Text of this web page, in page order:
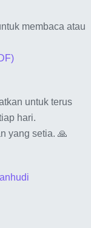
membaca atau
untuk terus
hari.
yang setia. 🙏